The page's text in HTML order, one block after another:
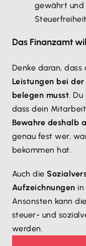
gewährt und
Das Finanzamt
Denke daran, dass
Leistungen bei
belegen musst. Du
dass dein
Bewahre deshalb
genau fest wer,
bekommen hat.
Auch die
Aufzeichnungen
Ansonsten kann
steuer- und
werden.